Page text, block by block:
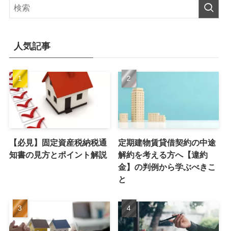
人気記事
【必見】固定資産税納税通
知書の見方とポイント解説
定期建物賃貸借契約の中途
解約を考える方へ【違約
金】の判例から学ぶべきこ
と